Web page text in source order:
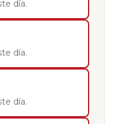
día.
día.
día.